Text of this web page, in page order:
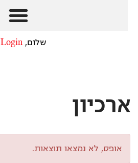
שלום,Login
ארכיון
אופס, לא נמצאו תוצאות.